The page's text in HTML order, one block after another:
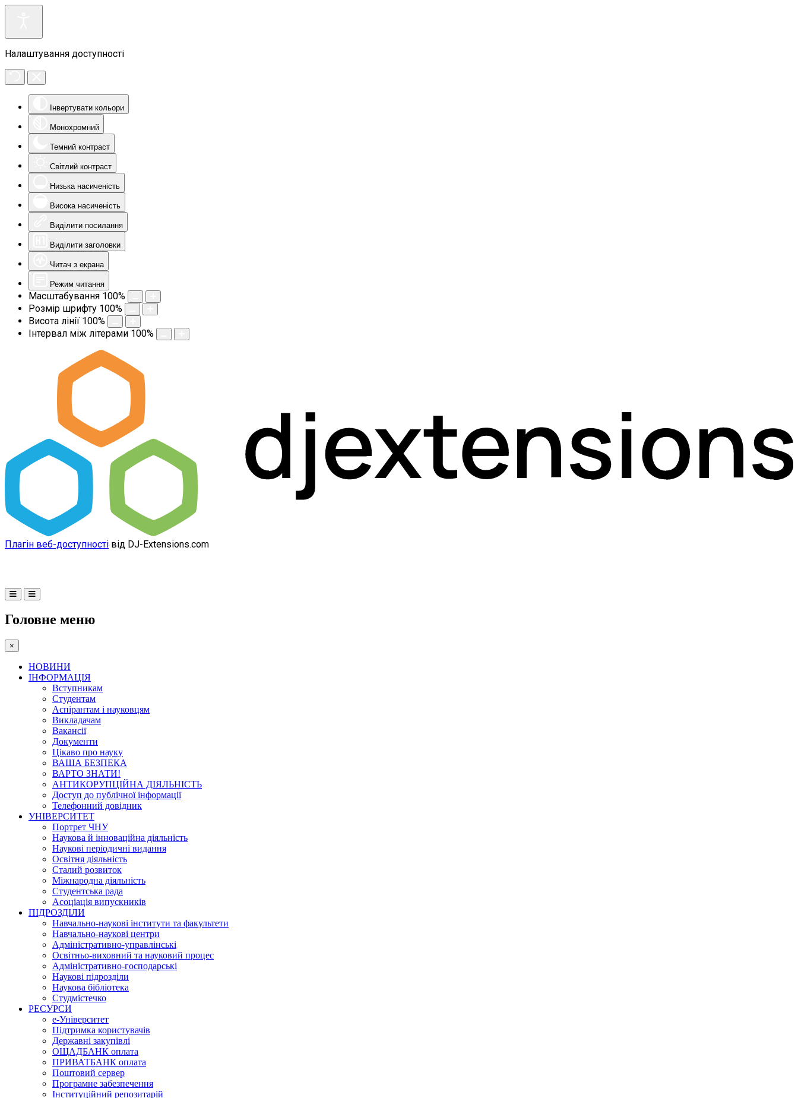
Налаштування доступності
Інвертувати кольори
Монохромний
Темний контраст
Світлий контраст
Низька насиченість
Висока насиченість
Виділити посилання
Виділити заголовки
Читач з екрана
Режим читання
Масштабування 100%
Розмір шрифту 100%
Висота лінії 100%
Інтервал між літерами 100%
Плагін веб-доступності від DJ-Extensions.com
Головне меню
×
НОВИНИ
ІНФОРМАЦІЯ
Вступникам
Студентам
Аспірантам і науковцям
Викладачам
Вакансії
Документи
Цікаво про науку
ВАША БЕЗПЕКА
ВАРТО ЗНАТИ!
АНТИКОРУПЦІЙНА ДІЯЛЬНІСТЬ
Доступ до публічної інформації
Телефонний довідник
УНІВЕРСИТЕТ
Портрет ЧНУ
Наукова й інноваційна діяльність
Наукові періодичні видання
Освітня діяльність
Сталий розвиток
Міжнародна діяльність
Студентська рада
Асоціація випускників
ПІДРОЗДІЛИ
Навчально-наукові інститути та факультети
Навчально-наукові центри
Адміністративно-управлінські
Освітньо-виховний та науковий процес
Адміністративно-господарські
Наукові підрозділи
Наукова бібліотека
Студмістечко
РЕСУРСИ
е-Університет
Підтримка користувачів
Державні закупівлі
ОЩАДБАНК оплата
ПРИВАТБАНК оплата
Поштовий сервер
Програмне забезпечення
Інституційний репозитарій